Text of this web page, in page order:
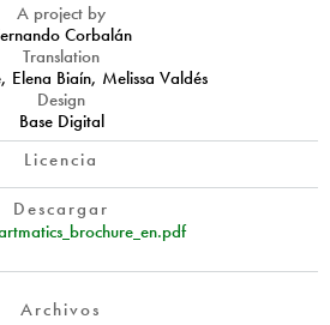
A project by
Corbalán
Translation
Elena Biaín, Melissa Valdés
Design
Base Digital
Licencia
Descargar
Archivos